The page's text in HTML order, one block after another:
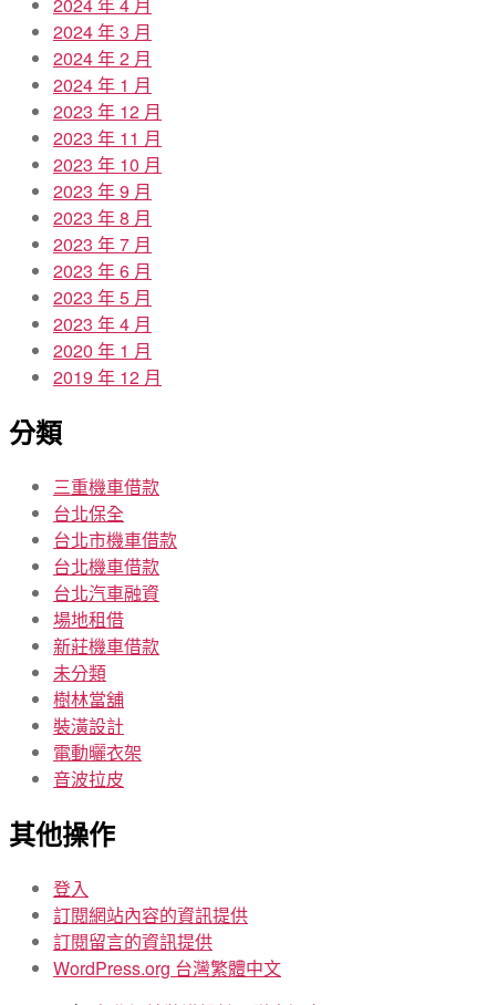
2024 年 4 月
2024 年 3 月
2024 年 2 月
2024 年 1 月
2023 年 12 月
2023 年 11 月
2023 年 10 月
2023 年 9 月
2023 年 8 月
2023 年 7 月
2023 年 6 月
2023 年 5 月
2023 年 4 月
2020 年 1 月
2019 年 12 月
分類
三重機車借款
台北保全
台北市機車借款
台北機車借款
台北汽車融資
場地租借
新莊機車借款
未分類
樹林當舖
裝潢設計
電動曬衣架
音波拉皮
其他操作
登入
訂閱網站內容的資訊提供
訂閱留言的資訊提供
WordPress.org 台灣繁體中文